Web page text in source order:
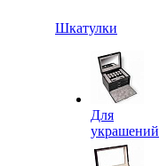
Шкатулки
Для
украшений